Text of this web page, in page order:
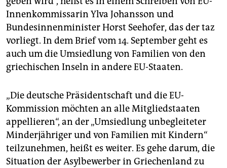
Innenkommissarin Ylva Johansson und
Bundesinnenminister Horst Seehofer, das der taz
vorliegt. In dem Brief vom 14. September geht es
auch um die Umsiedlung von Familien von den
griechischen Inseln in andere EU-Staaten.
„Die deutsche Präsidentschaft und die EU-
Kommission möchten an alle Mitgliedstaaten
appellieren“, an der „Umsiedlung unbegleiteter
Minderjähriger und von Familien mit Kindern“
teilzunehmen, heißt es weiter. Es gehe darum, die
Situation der Asylbewerber in Griechenland zu